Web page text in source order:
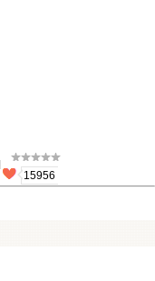
15956